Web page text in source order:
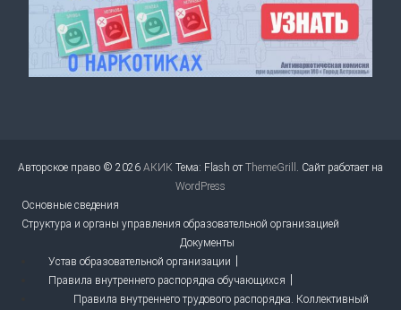
Авторское право © 2026 АКИК Тема: Flash отThemeGrill
. Сайт работает на
WordPress
Основные сведения
Структура и органы управления образовательной организацией
Документы
Устав образовательной организации
Правила внутреннего распорядка обучающихся
Правила внутреннего трудового распорядка. Коллективный